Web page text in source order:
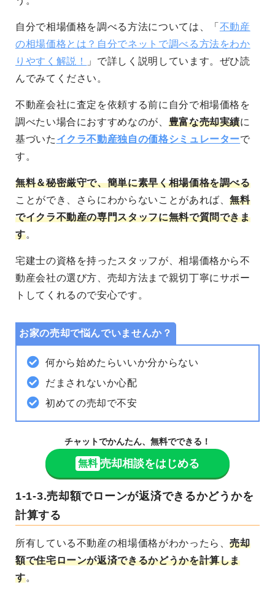
自分で相場価格を調べる方法については、「 不動産
の相場価格とは？自分でネットで調べる方法をわか
りやすく解説！
」で詳しく説明しています。ぜひ読
んでみてください。
不動産会社に査定を依頼する前に自分で相場価格を
調べたい場合におすすめなのが、 豊富な売却実績に
基づいた イクラ不動産独自の価格シミュレーターで
す。
無料＆秘密厳守で、簡単に素早く相場価格を調べる
ことができ、さらにわからないことがあれば、無料
でイクラ不動産の専門スタッフに無料で質問できま
す。
宅建士の資格を持ったスタッフが、相場価格から不
動産会社の選び方、売却方法まで親切丁寧にサポー
トしてくれるので安心です。
お家の売却で悩んでいませんか？
何から始めたらいいか分からない
だまされないか心配
初めての売却で不安
チャットでかんたん、無料でできる！
無料 売却相談をはじめる
1-1-3.売却額でローンが返済できるかどうかを
計算する
所有している不動産の相場価格がわかったら、売却
額で住宅ローンが返済できるかどうかを計算しま
す。